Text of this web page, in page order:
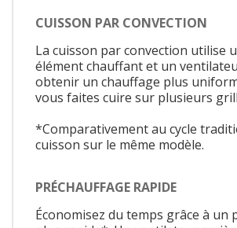
CUISSON PAR CONVECTION
La cuisson par convection utilise
élément chauffant et un
obtenir un chauffage plus
vous faites cuire sur plusieurs
*Comparativement au cycle
cuisson sur le même modèle.
PRÉCHAUFFAGE RAPIDE
Économisez du temps grâce à un